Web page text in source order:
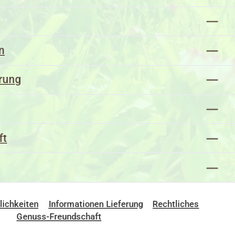
Informationen Lieferung
Rechtliches
Genuss-Freundschaft